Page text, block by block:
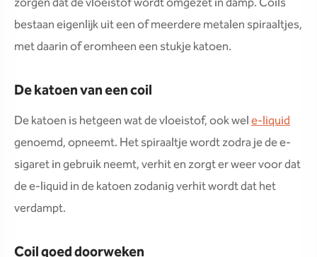
bestaan eigenlijk uit een of meerdere metalen spiraaltjes,
met daarin of eromheen een stukje katoen.
De katoen van een coil
De katoen is hetgeen wat de vloeistof, ook wele-liquid
genoemd, opneemt. Het spiraaltje wordt zodra je de e-
sigaret in gebruik neemt, verhit en zorgt er weer voor dat
de e-liquid in de katoen zodanig verhit wordt dat het
verdampt.
Coil goed doorweken